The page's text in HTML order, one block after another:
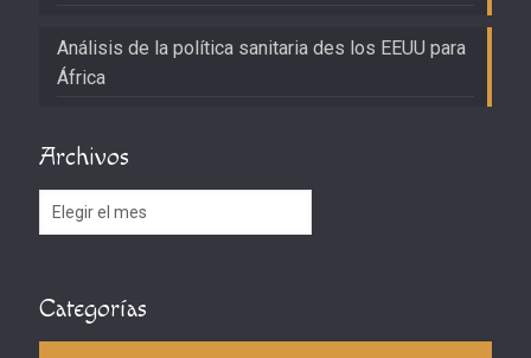
Análisis de la política sanitaria des los EEUU para
África
Archivos
Archivos
Categorías